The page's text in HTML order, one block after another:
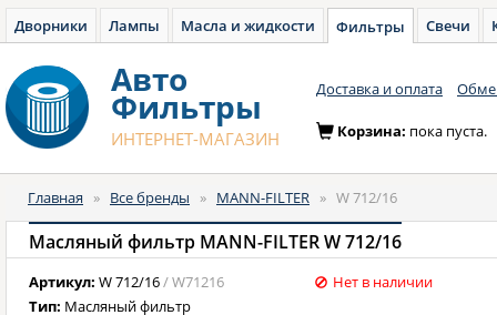
Дворники Лампы Масла и жидкости Фильтры Свечи
Авто
Фильтры
ИНТЕРНЕТ-МАГАЗИН
Доставка и оплата
Корзина: пока пуста.
Главная » Все бренды » MANN-FILTER » W 712/16
Масляный фильтр MANN-FILTER W 712/16
Артикул: W 712/16/ W71216
Тип: Масляный фильтр
Нет в наличии